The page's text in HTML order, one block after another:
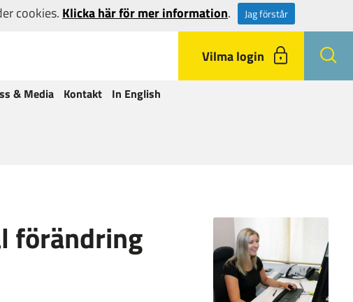
Vilma login
& Media Kontakt In English
förändring
cookies. Klicka här för mer information. Jag förstår